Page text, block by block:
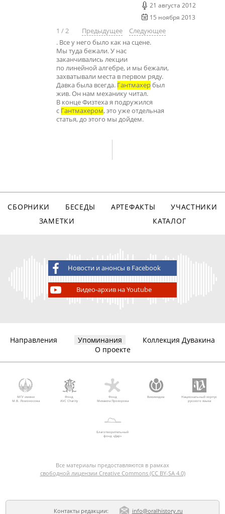
21 августа 2012
15 ноября 2013
1 /2 Предыдущее
Следующее
. Все у него было как на сцене.
Мы туда бежали. У нас
заканчивались лекции
по линейной алгебре, и мы бежали,
захватывали места в первом ряду.
Давка была всегда. Гантмахербыл
жив. Он нам механику читал.
В конце Физтеха я подружился
с Гантмахером, это уже отдельная
статья, до этого мы дойдем.
СБОРНИКИ БЕСЕДЫ АРТЕФАКТЫ
УЧАСТНИКИ
ЗАМЕТКИ
КАТАЛОГ
Новости и анонсы в Facebook
Видео-архив на Youtube
Направления Упоминания
Коллекция Дувакина
О проекте
МГУ имени
М.В. Ломоносова
Фонд
AVC Charity
Фонд
Михаила Прохорова
Викимедиа
Национальный корпус
русского языка
Благотворительный
фонд «Дар»
Все материалы предоставляются в рамках
свободной лицензии Creative Commons (CC BY-SA 4.0)
Контакты редакции: info@oralhistory.ru